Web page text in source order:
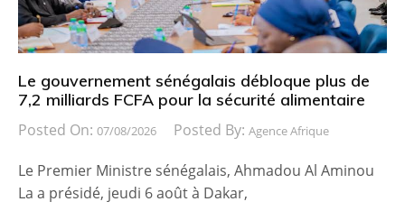
Le gouvernement sénégalais débloque plus de
7,2 milliards FCFA pour la sécurité alimentaire
Posted On: 07/08/2026 Posted By: Agence Afrique
Le Premier Ministre sénégalais, Ahmadou Al Aminou
La a présidé, jeudi 6 août à Dakar,